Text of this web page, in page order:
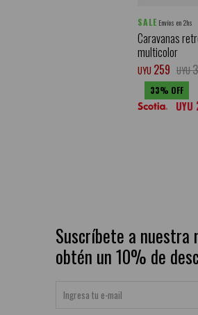
SALE Envíos en 2hs
Caravanas
multicolor
UYU 259 UYU
33
UYU
Suscríbete a
obtén un 10% de